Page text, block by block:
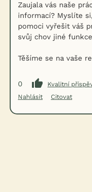
Zaujala vás naše
informací? Myslíte
pomoci vyřešit váš
svůj chov jiné
Těšíme se na vaše
0
Kvalitní
Nahlásit
Citovat